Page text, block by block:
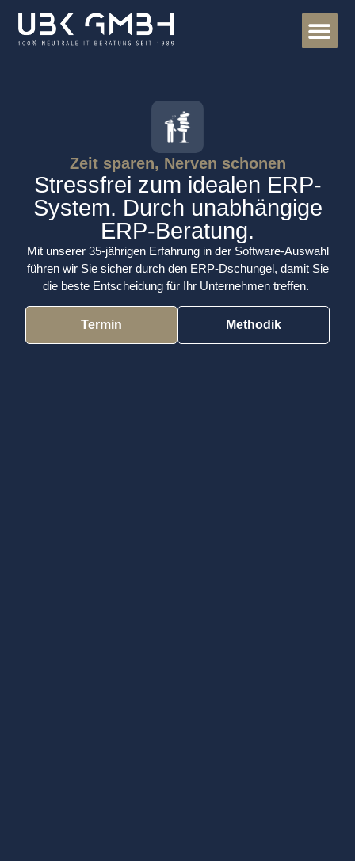
Zeit sparen, Nerven schonen
Stressfrei zum idealen ERP-
System. Durch unabhängige
ERP-Beratung.
Mit unserer 35-jährigen Erfahrung in der Software-Auswahl
führen wir Sie sicher durch den ERP-Dschungel, damit Sie
die beste Entscheidung für Ihr Unternehmen treffen.
Termin Methodik